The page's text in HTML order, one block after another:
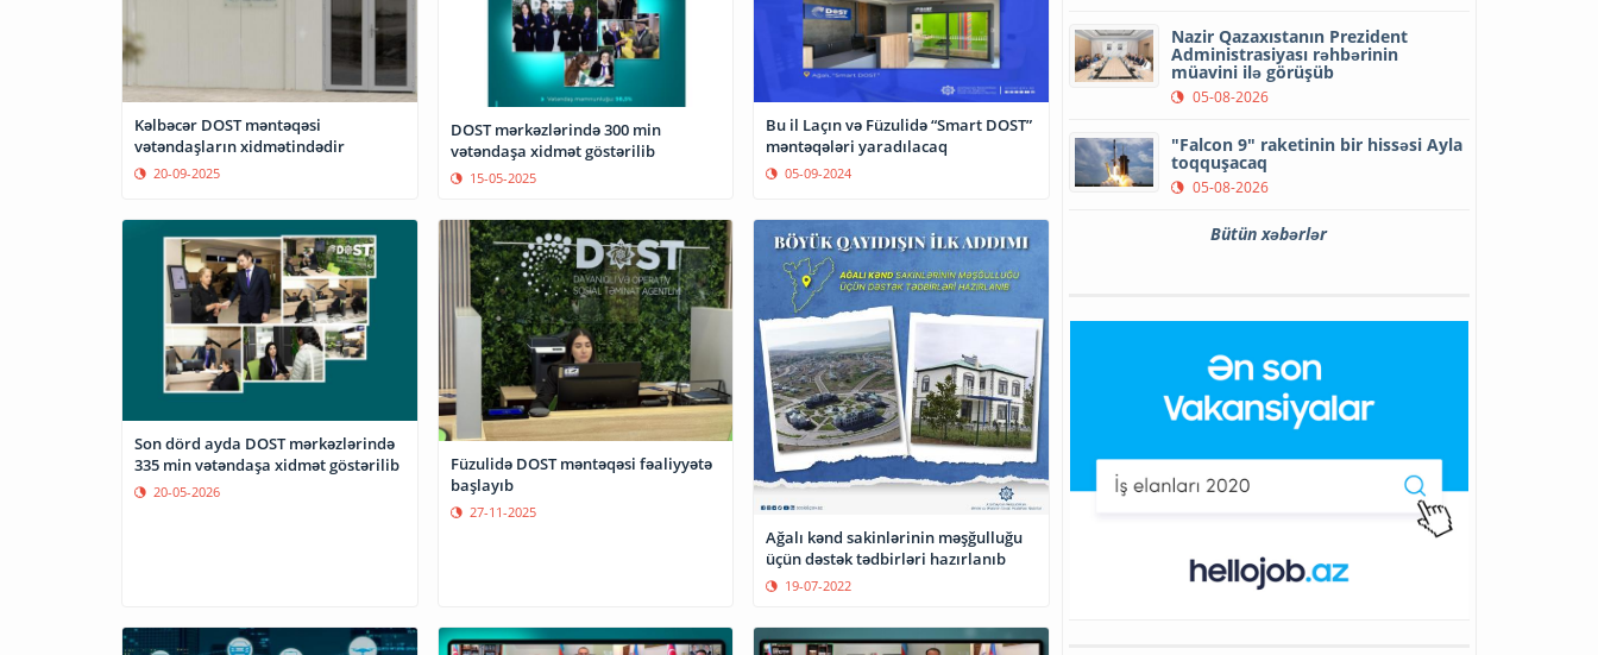
Kəlbəcər DOST məntəqəsi
vətəndaşların xidmətindədir
20-09-2025
DOST mərkəzlərində 300 min
vətəndaşa xidmət göstərilib
15-05-2025
Bu il Laçın və Füzulidə “Smart DOST”
məntəqələri yaradılacaq
05-09-2024
Son dörd ayda DOST mərkəzlərində
335 min vətəndaşa xidmət göstərilib
20-05-2026
Füzulidə DOST məntəqəsi fəaliyyətə
başlayıb
27-11-2025
Ağalı kənd sakinlərinin məşğulluğu
üçün dəstək tədbirləri hazırlanıb
19-07-2022
Nazir Qazaxıstanın Prezident
Administrasiyası rəhbərinin
müavini ilə görüşüb
05-08-2026
"Falcon 9" raketinin bir hissəsi Ayla
toqquşacaq
05-08-2026
Bütün xəbərlər